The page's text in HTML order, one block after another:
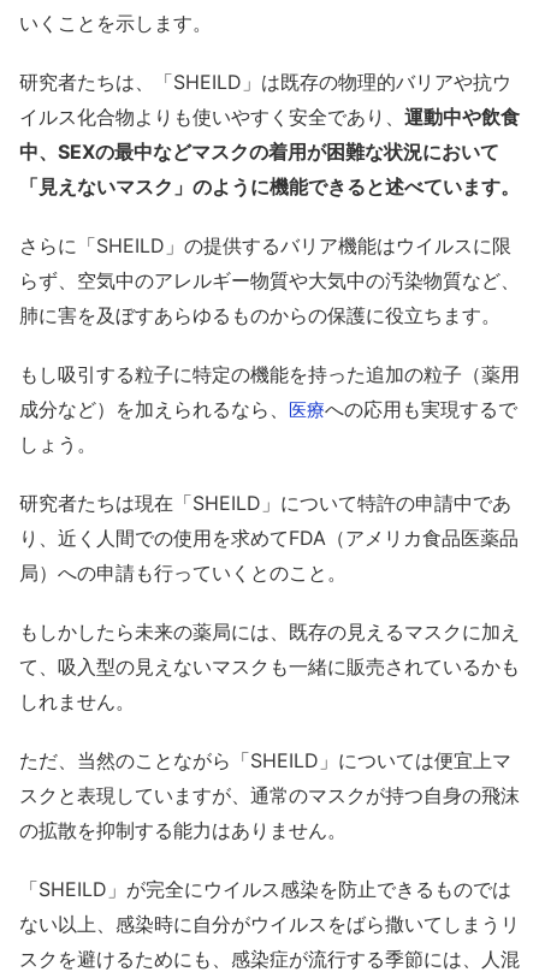
いくことを示します。
研究者たちは、「SHEILD」は既存の物理的バリアや抗ウ
イルス化合物よりも使いやすく安全であり、 運動中や飲食
中、SEXの最中などマスクの着用が困難な状況において
「見えないマスク」のように機能できると述べています。
さらに「SHEILD」の提供するバリア機能はウイルスに限
らず、空気中のアレルギー物質や大気中の汚染物質など、
肺に害を及ぼすあらゆるものからの保護に役立ちます。
もし吸引する粒子に特定の機能を持った追加の粒子（薬用
成分など）を加えられるなら、 医療への応用も実現するで
しょう。
研究者たちは現在「SHEILD」について特許の申請中であ
り、近く人間での使用を求めてFDA（アメリカ食品医薬品
局）への申請も行っていくとのこと。
もしかしたら未来の薬局には、既存の見えるマスクに加え
て、吸入型の見えないマスクも一緒に販売されているかも
しれません。
ただ、当然のことながら「SHEILD」については便宜上マ
スクと表現していますが、通常のマスクが持つ自身の飛沫
の拡散を抑制する能力はありません。
「SHEILD」が完全にウイルス感染を防止できるものでは
ない以上、感染時に自分がウイルスをばら撒いてしまうリ
スクを避けるためにも、感染症が流行する季節には、人混